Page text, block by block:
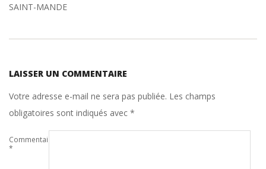
SAINT-MANDE
27
LAISSER UN COMMENTAIRE
Votre adresse e-mail ne sera pas publiée. Les champs
obligatoires sont indiqués avec *
Commentaire
*